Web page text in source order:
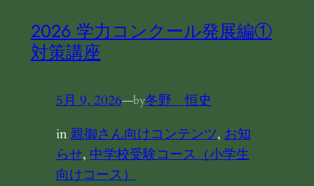
2026 学力コンクール発展編①
対策講座
5月 9, 2026—by冬野 恒史
in親御さん向けコンテンツ, お知
らせ, 中学校受験コース（小学生
向けコース）